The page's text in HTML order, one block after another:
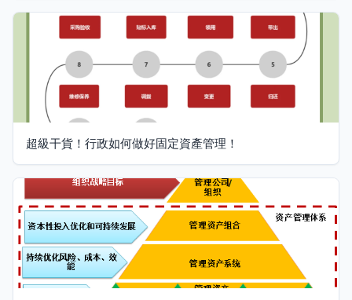
超級干貨！行政如何做好固定資產管理！